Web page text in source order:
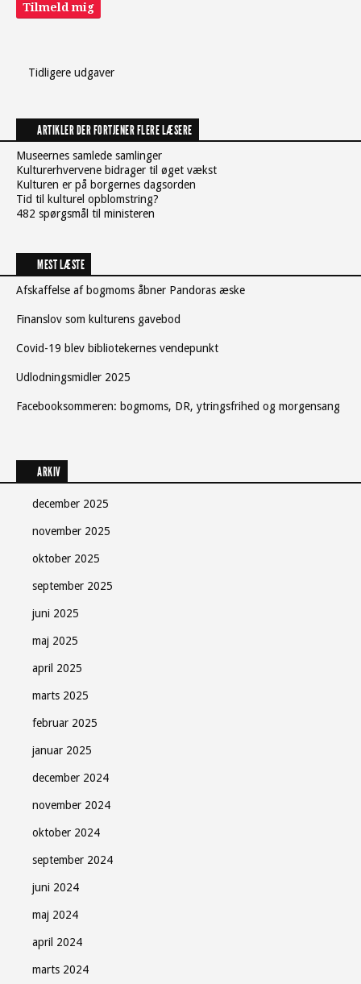
Tilmeld mig
Tidligere udgaver
ARTIKLER DER FORTJENER FLERE LÆSERE
Museernes samlede samlinger
Kulturerhvervene bidrager til øget vækst
Kulturen er på borgernes dagsorden
Tid til kulturel opblomstring?
482 spørgsmål til ministeren
MEST LÆSTE
Afskaffelse af bogmoms åbner Pandoras æske
Finanslov som kulturens gavebod
Covid-19 blev bibliotekernes vendepunkt
Udlodningsmidler 2025
Facebooksommeren: bogmoms, DR, ytringsfrihed og morgensang
ARKIV
december 2025
november 2025
oktober 2025
september 2025
juni 2025
maj 2025
april 2025
marts 2025
februar 2025
januar 2025
december 2024
november 2024
oktober 2024
september 2024
juni 2024
maj 2024
april 2024
marts 2024